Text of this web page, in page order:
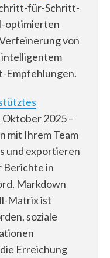
für-Schritt-
optimierten
von
Empfehlungen.
Oktober 2025 –
mit Ihrem Team
und exportieren
Berichte in
Markdown
Matrix ist
soziale
Erreichung